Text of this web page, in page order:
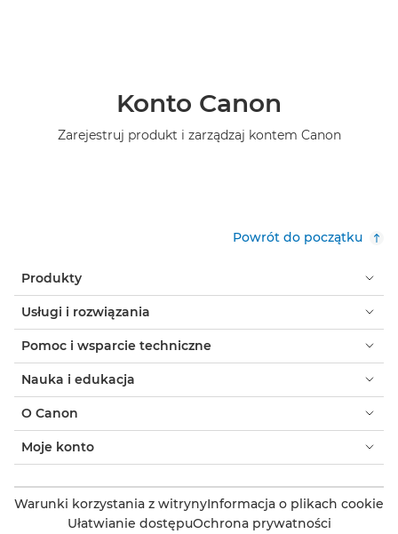
Konto Canon
Zarejestruj produkt i zarządzaj kontem Canon
Powrót do początku
Produkty
Usługi i rozwiązania
Pomoc i wsparcie techniczne
Nauka i edukacja
O Canon
Moje konto
Warunki korzystania z witrynyInformacja o plikach cookie
Ułatwianie dostępuOchrona prywatności